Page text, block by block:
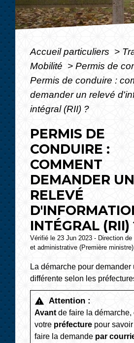
Accueil particuliers >
Mobilité > Permis de
Permis de conduire :
demander un relevé
intégral (RII) ?
PERMIS DE
CONDUIRE :
COMMENT
DEMANDER UN
RELEVÉ
INTÉGRAL (RII)
Vérifié le 23 Jun 2023 - Direction
et administrative (Première ministre)
La démarche pour demander
différente selon les
warning Attention :
Avantde faire la démarche,
votre préfecture pour
faire la demande par